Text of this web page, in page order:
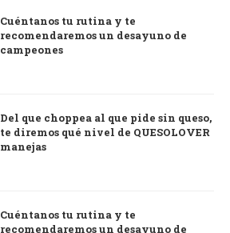
Cuéntanos tu rutina y te
recomendaremos un desayuno de
campeones
Del que choppea al que pide sin queso,
te diremos qué nivel de QUESOLOVER
manejas
Cuéntanos tu rutina y te
recomendaremos un desayuno de